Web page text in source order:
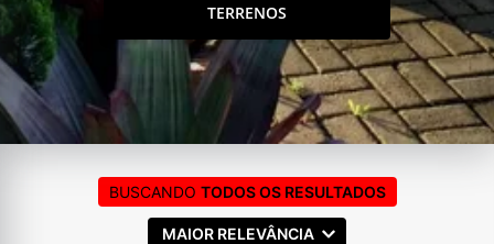
TERRENOS
BUSCANDO TODOS OS RESULTADOS
MAIOR RELEVÂNCIA